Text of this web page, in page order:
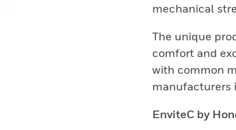
mechanical
The unique
comfort and
with common
manufacturers
EnviteC by